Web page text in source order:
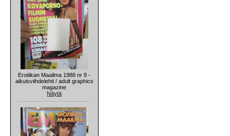
Erotiikan Maailma 1988 nr 8 -
aikuisviihdelehti / adult graphics
magazine
Näytä